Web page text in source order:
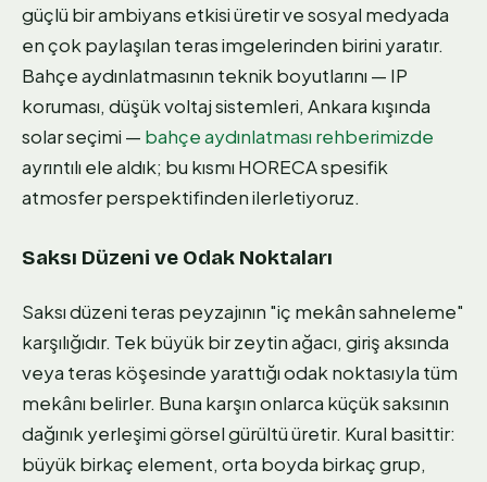
güçlü bir ambiyans etkisi üretir ve sosyal medyada
en çok paylaşılan teras imgelerinden birini yaratır.
Bahçe aydınlatmasının teknik boyutlarını — IP
koruması, düşük voltaj sistemleri, Ankara kışında
solar seçimi — bahçe aydınlatması rehberimizde
ayrıntılı ele aldık; bu kısmı HORECA spesifik
atmosfer perspektifinden ilerletiyoruz.
Saksı Düzeni ve Odak Noktaları
Saksı düzeni teras peyzajının "iç mekân sahneleme"
karşılığıdır. Tek büyük bir zeytin ağacı, giriş aksında
veya teras köşesinde yarattığı odak noktasıyla tüm
mekânı belirler. Buna karşın onlarca küçük saksının
dağınık yerleşimi görsel gürültü üretir. Kural basittir:
büyük birkaç element, orta boyda birkaç grup,